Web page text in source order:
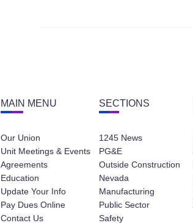
MAIN MENU
Our Union
Unit Meetings & Events
Agreements
Education
Update Your Info
Pay Dues Online
Contact Us
SECTIONS
1245 News
PG&E
Outside Construction
Nevada
Manufacturing
Public Sector
Safety